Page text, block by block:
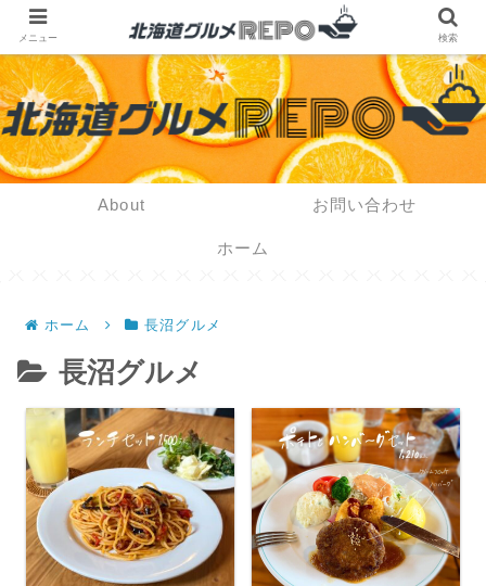
About お問い合わせ
ホーム
ホーム 長沼グルメ
長沼グルメ
メニュー 検索